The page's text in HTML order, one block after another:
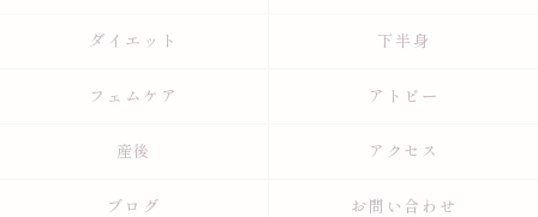
ダイエット 下半身
フェムケア アトピー
産後 アクセス
ブログ お問い合わせ